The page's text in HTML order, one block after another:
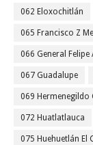
062 Eloxochitlán
065 Francisco Z
066 General Felipe
067 Guadalupe
069 Hermenegildo
072 Huatlatlauca
075 Huehuetlán El